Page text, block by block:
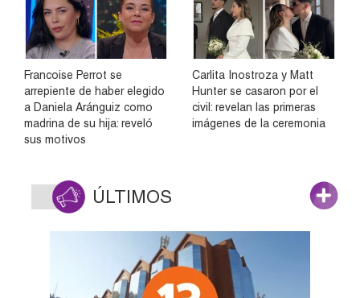
Francoise Perrot se
arrepiente de haber elegido
a Daniela Aránguiz como
madrina de su hija: reveló
sus motivos
Carlita Inostroza y Matt
Hunter se casaron por el
civil: revelan las primeras
imágenes de la ceremonia
ÚLTIMOS